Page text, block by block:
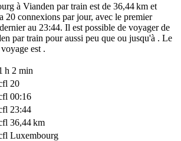
à Vianden par train est de 36,44 km et
20 connexions par jour, avec le premier
au 23:44. Il est possible de voyager de
par train pour aussi peu que ou jusqu'à . Le
est .
h 2 min
20
00:16
23:44
36,44 km
Luxembourg